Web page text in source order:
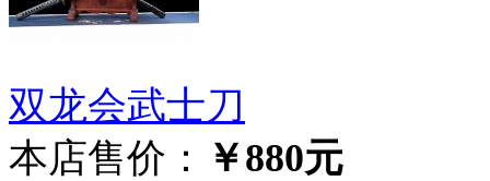
双龙会武士刀
本店售价： ￥880元